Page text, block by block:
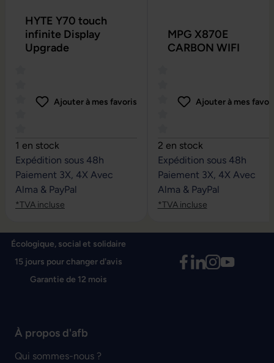
HYTE Y70 touch
infinite Display
Upgrade
Note moyenne de 0 sur 5 étoiles
Ajouter à mes favoris
1 en stock
Expédition sous 48h
Paiement 3X, 4X Avec
Alma & PayPal
*TVA incluse
MPG X870E
CARBON WIFI
Note moyenne de 0 sur 5
Ajouter à mes
2 en stock
Expédition sous 48h
Paiement 3X, 4X Avec
Alma & PayPal
*TVA incluse
Écologique, social et solidaire
15 jours pour changer d'avis
Garantie de 12 mois
À propos d'afb
Qui sommes-nous ?